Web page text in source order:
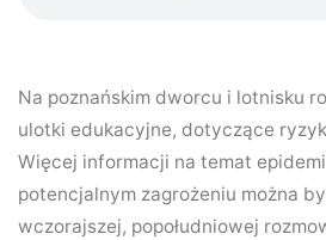
Na poznańskim dworcu i lotnisku
ulotki edukacyjne, dotyczące
Więcej informacji na temat
potencjalnym zagrożeniu można
wczorajszej, popołudniowej